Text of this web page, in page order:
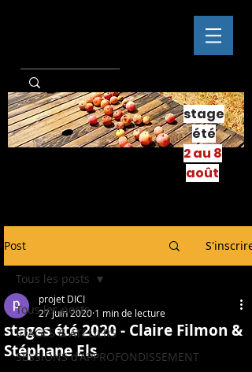
stage
été
2 au 8
août
Post S'inscrire
Tous les posts
STAGES & ATELIERS
SESSIONS d'APPROFONDISSEMENT
Tous les posts
stages été 2020 - Claire Filmon &
Stéphane Els
projet DICI
27 juin 2020 1 min de lecture